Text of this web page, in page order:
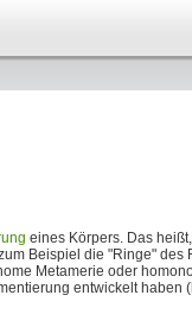
eines Körpers. Das
Beispiel die "Ringe" des
Metamerie oder
entwickelt haben